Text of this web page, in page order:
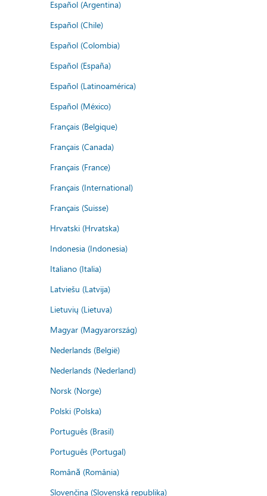
Español (Argentina)
Español (Chile)
Español (Colombia)
Español (España)
Español (Latinoamérica)
Español (México)
Français (Belgique)
Français (Canada)
Français (France)
Français (International)
Français (Suisse)
Hrvatski (Hrvatska)
Indonesia (Indonesia)
Italiano (Italia)
Latviešu (Latvija)
Lietuvių (Lietuva)
Magyar (Magyarország)
Nederlands (België)
Nederlands (Nederland)
Norsk (Norge)
Polski (Polska)
Português (Brasil)
Português (Portugal)
Română (România)
Slovenčina (Slovenská republika)